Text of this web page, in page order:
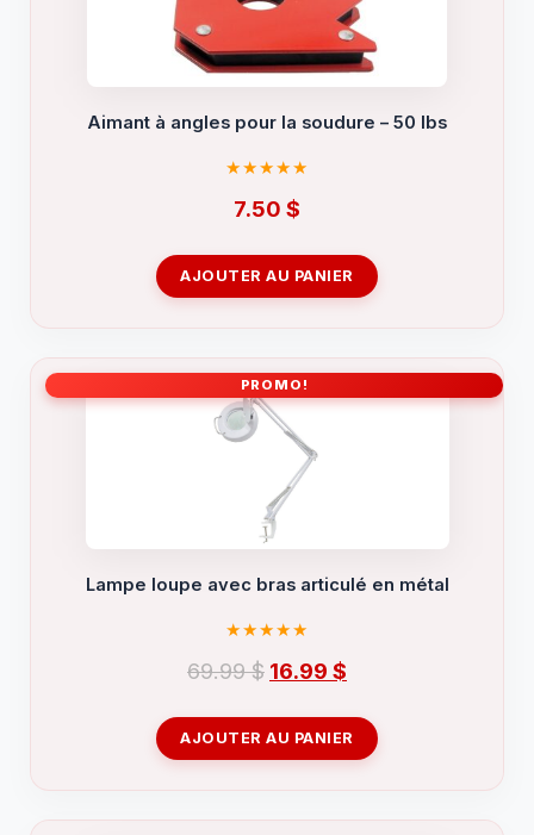
Aimant à angles pour la soudure – 50 lbs
7.50 $
AJOUTER AU PANIER
PROMO!
Lampe loupe avec bras articulé en métal
69.99$ Le
initial
16.99 $
actuel
AJOUTER AU PANIER